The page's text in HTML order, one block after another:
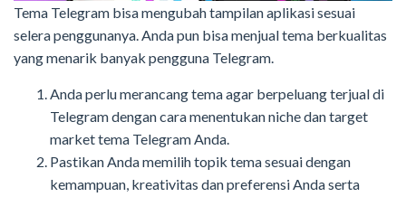
Tema Telegram bisa mengubah tampilan aplikasi sesuai
selera penggunanya. Anda pun bisa menjual tema berkualitas
yang menarik banyak pengguna Telegram.
Anda perlu merancang tema agar berpeluang terjual di
Telegram dengan cara menentukan niche dan target
market tema Telegram Anda.
Pastikan Anda memilih topik tema sesuai dengan
kemampuan, kreativitas dan preferensi Anda serta